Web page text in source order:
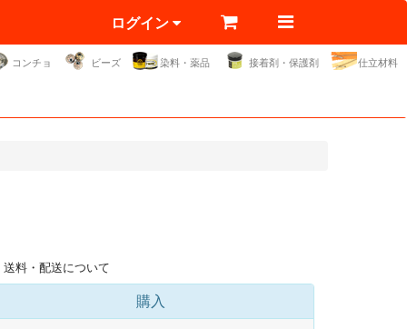
ログイン
コンチョ ビーズ 染料・薬品 接着剤・保護剤 仕立材料
送料・配送について
購入